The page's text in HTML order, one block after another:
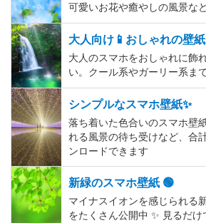
可愛いお花や癒やしの風景な
大人向け📱おしゃれの壁紙
大人のスマホをおしゃれに飾
い。クール系やガーリー系ま
シンプルなスマホ壁紙✨
落ち着いた色合いのスマホ壁
れる風景の待ち受けなど、合
ンロードできます
新緑のスマホ壁紙 🟢
マイナスイオンを感じられる
をたくさん公開中 ✨ 見るだ